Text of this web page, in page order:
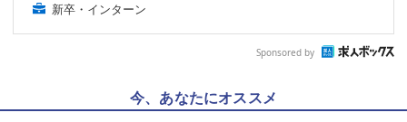
新卒・インターン
Sponsored by
今、あなたにオススメ